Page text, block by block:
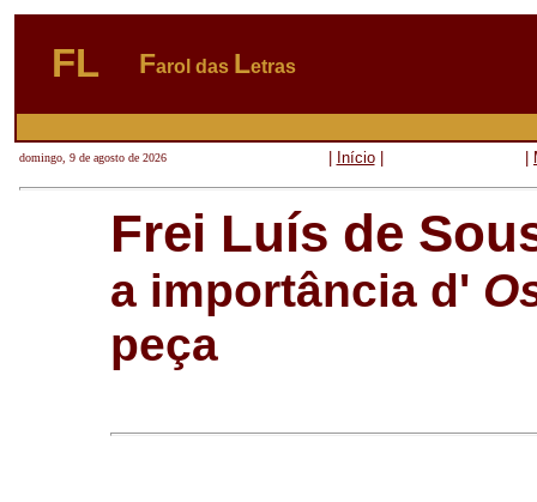
FL Farol das Letras
domingo, 9 de agosto de 2026 Início|
Frei Luís de
a importância d'
peça